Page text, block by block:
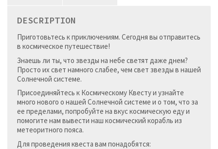
DESCRIPTION
Приготовьтесь к приключениям. Сегодня вы отправитесь
в космическое путешествие!
Знаешь ли ты, что звезды на небе светят даже днем?
Просто их свет намного слабее, чем свет звезды в нашей
Солнечной системе.
Присоединяйтесь к Космическому Квесту и узнайте
много нового о нашей Солнечной системе и о том, что за
ее пределами, попробуйте на вкус космическую еду и
помогите нам вывести наш космический корабль из
метеоритного пояса.
Для проведения квеста вам понадобятся: